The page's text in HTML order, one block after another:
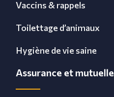
Vaccins & rappels
Toilettage d’animaux
Hygiène de vie saine
Assurance et mutuelle